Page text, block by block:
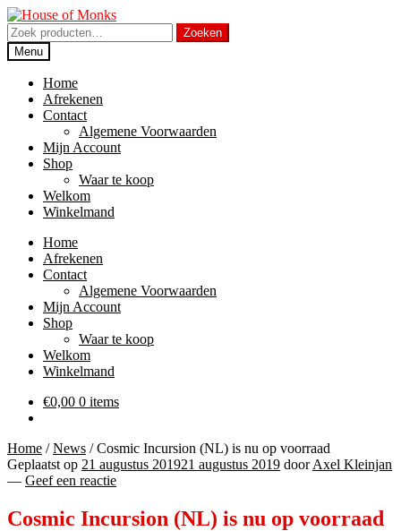
Ga
door
naar
navigatie
Ga
naar
de
inhoud
Zoeken
naar:
Zoeken
Menu
Home
Afrekenen
Contact
Algemene Voorwaarden
Mijn Account
Shop
Waar te koop
Welkom
Winkelmand
Home
Afrekenen
Contact
Algemene Voorwaarden
Mijn Account
Shop
Waar te koop
Welkom
Winkelmand
€0,00 0 items
Home /News /Cosmic Incursion (NL) is nu op voorraad
Geplaatst op 21 augustus 201921 augustus 2019 doorAxel Kleinjan
— Geef een reactie
Cosmic Incursion (NL) is nu op voorraad